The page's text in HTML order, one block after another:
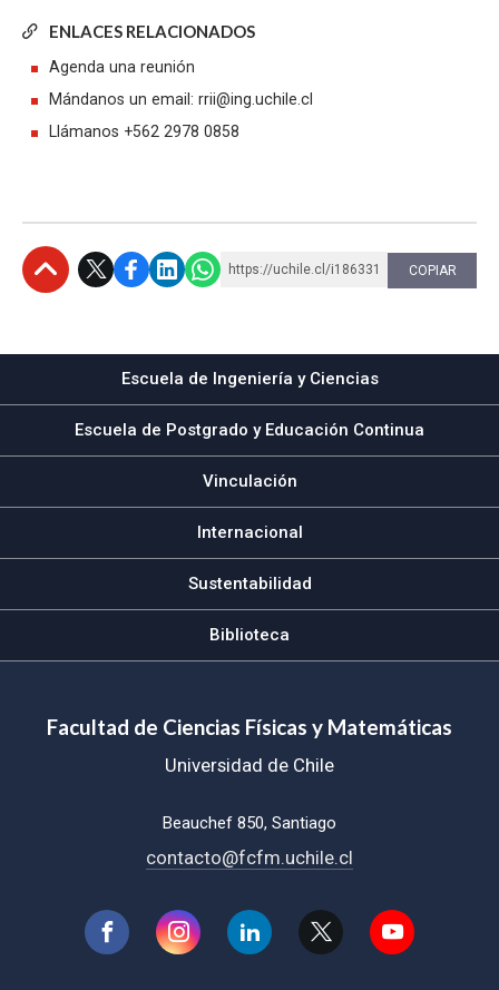
ENLACES RELACIONADOS
Agenda una reunión
Mándanos un email: rrii@ing.uchile.cl
Llámanos +562 2978 0858
https://uchile.cl/i186331 COPIAR
Escuela de Ingeniería y Ciencias
Escuela de Postgrado y Educación Continua
Vinculación
Internacional
Sustentabilidad
Biblioteca
Facultad de Ciencias Físicas y Matemáticas
Universidad de Chile
Beauchef 850, Santiago
contacto@fcfm.uchile.cl